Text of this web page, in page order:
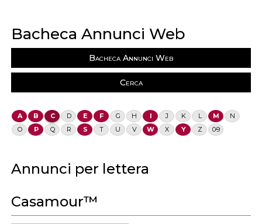
Bacheca Annunci Web
Bacheca Annunci Web
Cerca
A B C D E F G H I J K L M
N
O
P Q R S T U V W X Y Z 0-9
Annunci per lettera
Casamour™